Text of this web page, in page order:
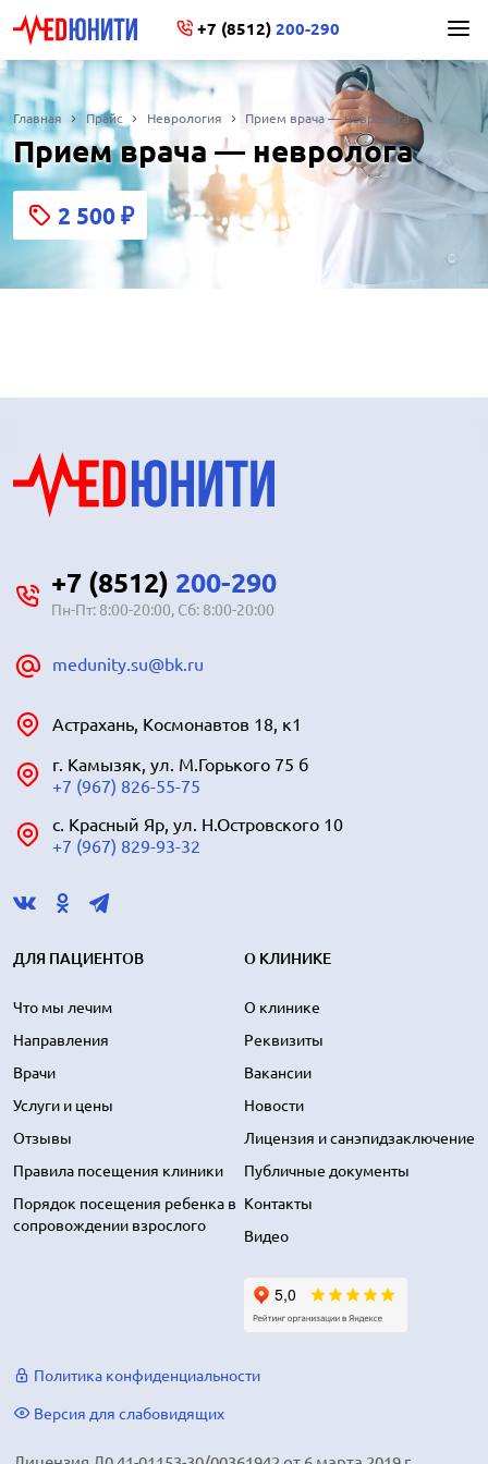
+7 (8512) 200-290
Главная Прайс Неврология Прием врача — невролога
Прием врача — невролога
2 500 ₽
+7 (8512) 200-290
Пн-Пт: 8:00-20:00, Сб: 8:00-20:00
medunity.su@bk.ru
Астрахань, Космонавтов 18, к1
г. Камызяк, ул. М.Горького 75 б
+7 (967) 826-55-75
с. Красный Яр, ул. Н.Островского 10
+7 (967) 829-93-32
ДЛЯ ПАЦИЕНТОВ
Что мы лечим
Направления
Врачи
Услуги и цены
Отзывы
Правила посещения клиники
Порядок посещения ребенка в
сопровождении взрослого
О КЛИНИКЕ
О клинике
Реквизиты
Вакансии
Новости
Лицензия и санэпидзаключение
Публичные документы
Контакты
Видео
Политика конфиденциальности
Версия для слабовидящих